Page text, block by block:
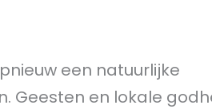
een natuurlijke
Geesten en lokale